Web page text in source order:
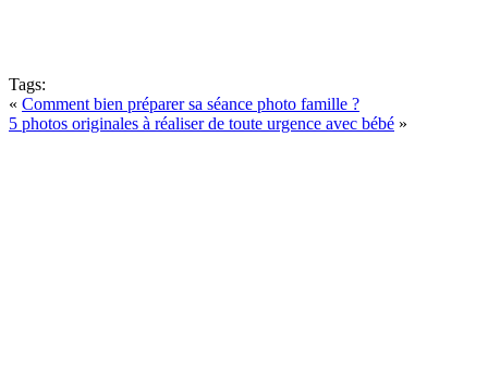
Tags:
« Comment bien préparer sa séance photo famille ?
5 photos originales à réaliser de toute urgence avec bébé »